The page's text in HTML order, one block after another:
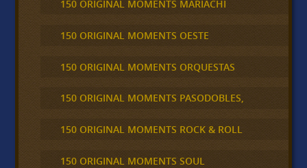
150 ORIGINAL MOMENTS MARIACHI
150 ORIGINAL MOMENTS OESTE
150 ORIGINAL MOMENTS ORQUESTAS
150 ORIGINAL MOMENTS PASODOBLES,
150 ORIGINAL MOMENTS ROCK & ROLL
150 ORIGINAL MOMENTS SOUL